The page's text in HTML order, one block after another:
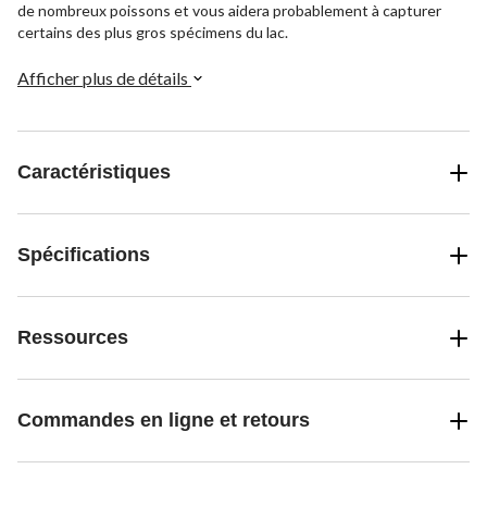
de nombreux poissons et vous aidera probablement à capturer
certains des plus gros spécimens du lac.
Afficher plus de détails
Caractéristiques
Spécifications
Ressources
Commandes en ligne et retours